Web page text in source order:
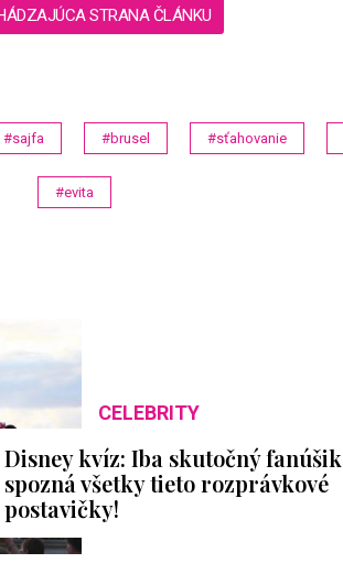
STRANA ČLÁNKU
#sajfa #brusel #sťahovanie
#evita
CELEBRITY
Disney kvíz: Iba skutočný fanúšik
spozná všetky tieto rozprávkové
postavičky!